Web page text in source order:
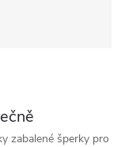
zabalené šperky pro